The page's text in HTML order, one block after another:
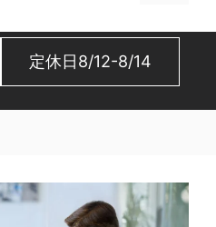
定休日8/12-8/14